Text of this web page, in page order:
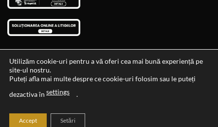
Data si ora ultimei actualizari al stocului si ale preturilor: 29-12-
2026 © Cadouri Ideale
Utilizăm cookie-uri pentru a vă oferi cea mai bună experiență pe
site-ul nostru.
Puteți afla mai multe despre ce cookie-uri folosim sau le puteți
dezactiva în settings .
Accept Setări